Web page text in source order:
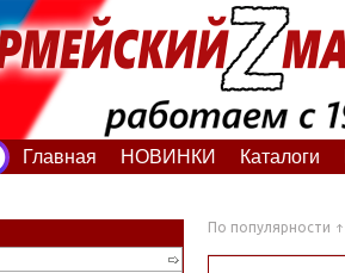
Главная НОВИНКИ Каталоги
По популярности